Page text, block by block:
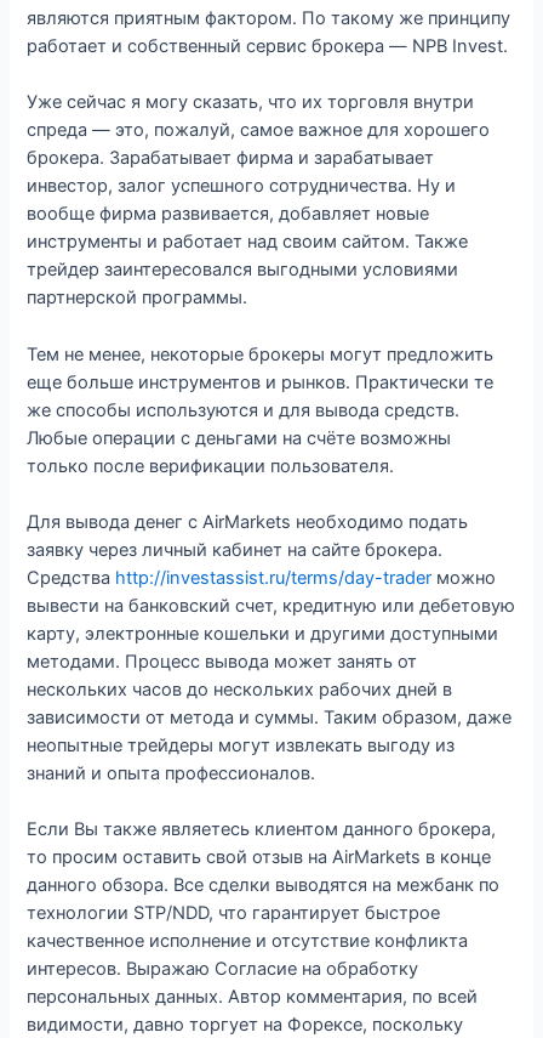
являются приятным фактором. По такому же принципу
работает и собственный сервис брокера — NPB Invest.
Уже сейчас я могу сказать, что их торговля внутри
спреда — это, пожалуй, самое важное для хорошего
брокера. Зарабатывает фирма и зарабатывает
инвестор, залог успешного сотрудничества. Ну и
вообще фирма развивается, добавляет новые
инструменты и работает над своим сайтом. Также
трейдер заинтересовался выгодными условиями
партнерской программы.
Тем не менее, некоторые брокеры могут предложить
еще больше инструментов и рынков. Практически те
же способы используются и для вывода средств.
Любые операции с деньгами на счёте возможны
только после верификации пользователя.
Для вывода денег с AirMarkets необходимо подать
заявку через личный кабинет на сайте брокера.
Средства http://investassist.ru/terms/day-trader можно
вывести на банковский счет, кредитную или дебетовую
карту, электронные кошельки и другими доступными
методами. Процесс вывода может занять от
нескольких часов до нескольких рабочих дней в
зависимости от метода и суммы. Таким образом, даже
неопытные трейдеры могут извлекать выгоду из
знаний и опыта профессионалов.
Если Вы также являетесь клиентом данного брокера,
то просим оставить свой отзыв на AirMarkets в конце
данного обзора. Все сделки выводятся на межбанк по
технологии STP/NDD, что гарантирует быстрое
качественное исполнение и отсутствие конфликта
интересов. Выражаю Согласие на обработку
персональных данных. Автор комментария, по всей
видимости, давно торгует на Форексе, поскольку